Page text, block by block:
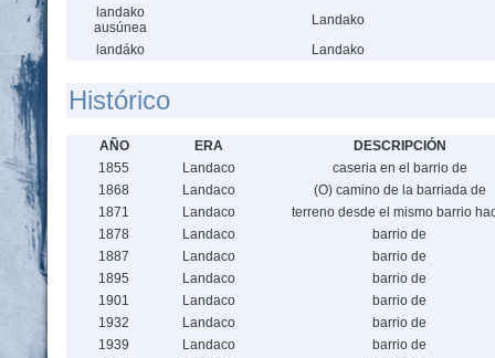
landako
ausúnea
Landako
landáko
Landako
Histórico
AÑO ERA
DESCRIPCIÓN
1855
Landaco
caseria en el barrio de
1868
Landaco
(O) camino de la barriada de
1871
Landaco
terreno desde el mismo barrio
1878
Landaco
barrio de
1887
Landaco
barrio de
1895
Landaco
barrio de
1901
Landaco
barrio de
1932
Landaco
barrio de
1939
Landaco
barrio de